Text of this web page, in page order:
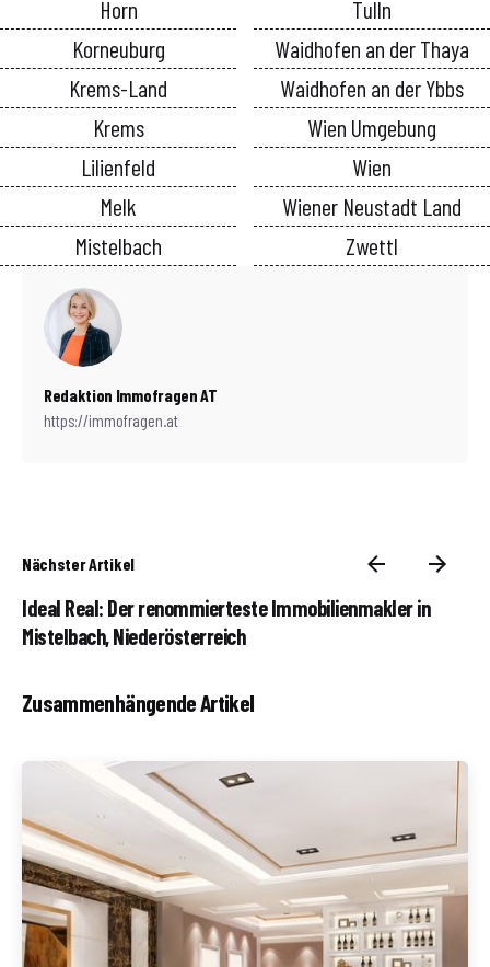
Horn
Korneuburg
Krems-Land
Krems
Lilienfeld
Melk
Mistelbach
Tulln
Waidhofen an der Thaya
Waidhofen an der Ybbs
Wien Umgebung
Wien
Wiener Neustadt Land
Zwettl
Redaktion Immofragen AT
https://immofragen.at
Nächster Artikel
Ideal Real: Der renommierteste Immobilienmakler in
Mistelbach, Niederösterreich
Zusammenhängende Artikel